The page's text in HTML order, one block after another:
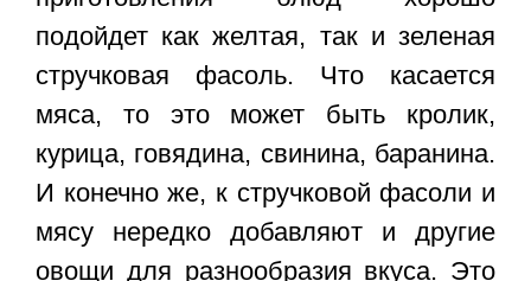
подойдет как желтая, так и зеленая
стручковая фасоль. Что касается
мяса, то это может быть кролик,
курица, говядина, свинина, баранина.
И конечно же, к стручковой фасоли и
мясу нередко добавляют и другие
овощи для разнообразия вкуса. Это